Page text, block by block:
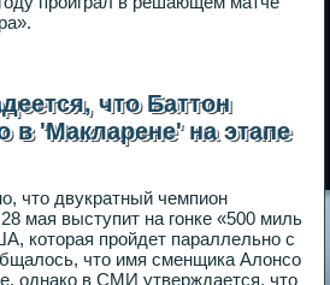
что Баттон
в 'Макларене' на этапе
что двукратный чемпион
мая выступит на гонке «500 миль
которая пройдет параллельно с
что имя сменщика Алонсо
однако в СМИ утверждается, что